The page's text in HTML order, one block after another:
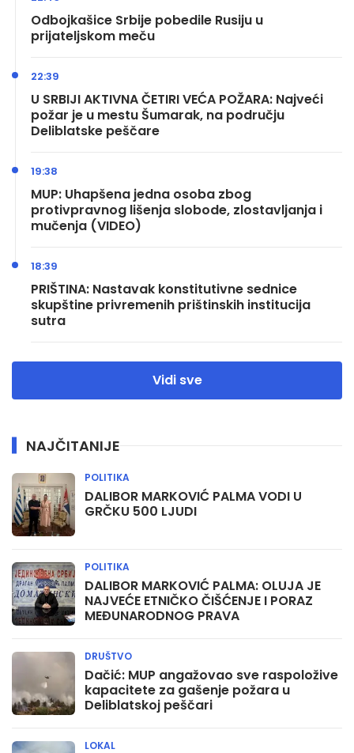
Odbojkašice Srbije pobedile Rusiju u
prijateljskom meču
U SRBIJI AKTIVNA ČETIRI VEĆA POŽARA: Najveći
požar je u mestu Šumarak, na području
Deliblatske peščare
22:39
MUP: Uhapšena jedna osoba zbog
protivpravnog lišenja slobode, zlostavljanja i
mučenja (VIDEO)
19:38
PRIŠTINA: Nastavak konstitutivne sednice
skupštine privremenih prištinskih institucija
sutra
18:39
Vidi sve
NAJČITANIJE
DALIBOR MARKOVIĆ PALMA VODI U
GRČKU 500 LJUDI
POLITIKA
DALIBOR MARKOVIĆ PALMA: OLUJA JE
NAJVEĆE ETNIČKO ČIŠĆENJE I PORAZ
MEĐUNARODNOG PRAVA
POLITIKA
Dačić: MUP angažovao sve raspoložive
kapacitete za gašenje požara u
Deliblatskoj peščari
DRUŠTVO
LOKAL